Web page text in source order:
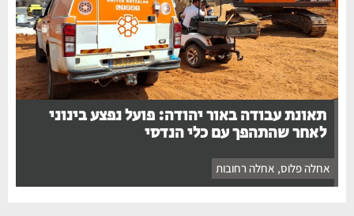
תאונת עבודה באור יהודה: פועל נפצע בינוני
לאחר שהתהפך עם כלי הנדסי
אחלה פלוס, אחלה רחובות